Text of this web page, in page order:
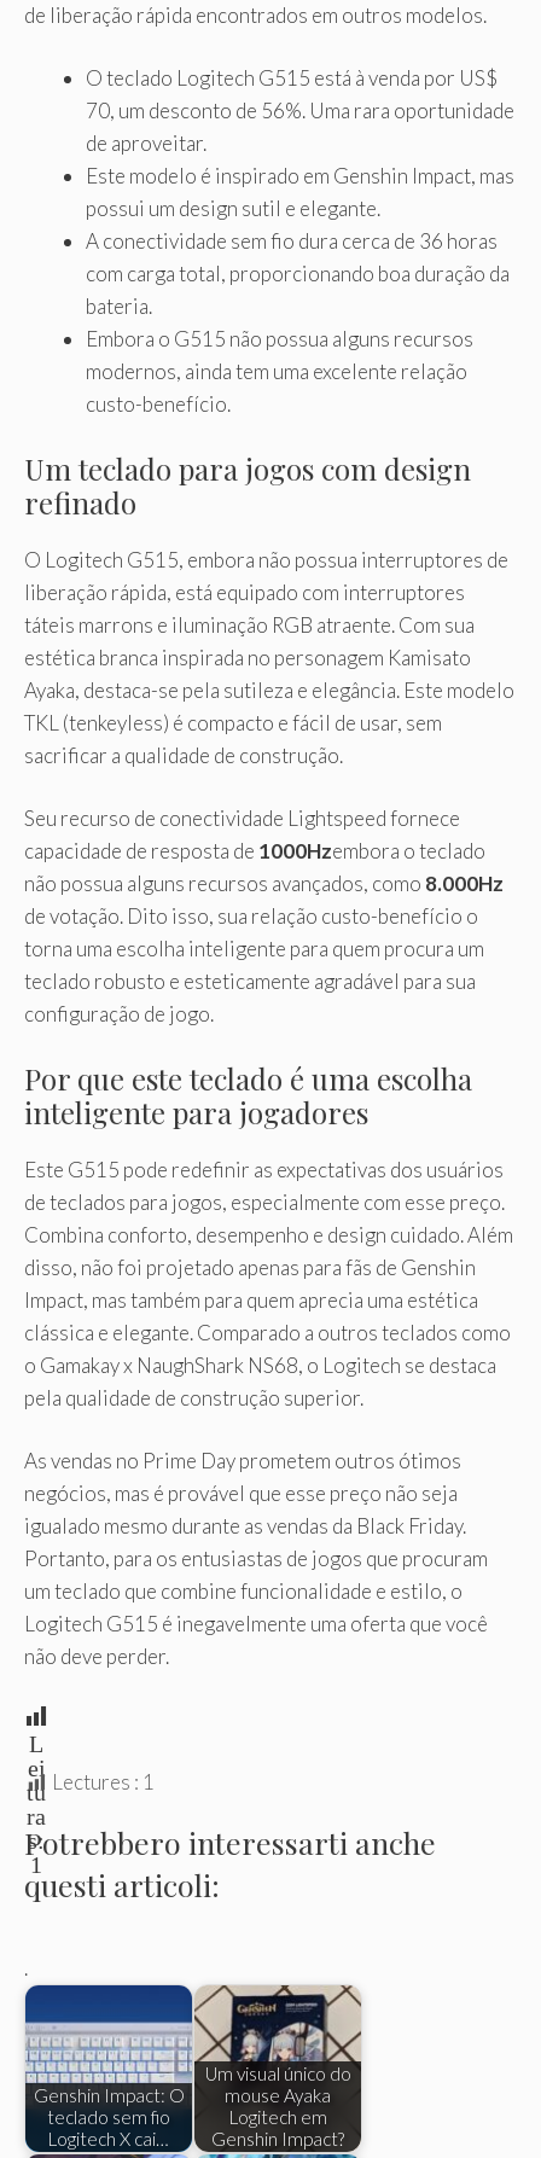
de liberação rápida encontrados em outros modelos.
O teclado Logitech G515 está à venda por US$
70, um desconto de 56%. Uma rara oportunidade
de aproveitar.
Este modelo é inspirado em Genshin Impact, mas
possui um design sutil e elegante.
A conectividade sem fio dura cerca de 36 horas
com carga total, proporcionando boa duração da
bateria.
Embora o G515 não possua alguns recursos
modernos, ainda tem uma excelente relação
custo-benefício.
Um teclado para jogos com design
refinado
O Logitech G515, embora não possua interruptores de
liberação rápida, está equipado com interruptores
táteis marrons e iluminação RGB atraente. Com sua
estética branca inspirada no personagem Kamisato
Ayaka, destaca-se pela sutileza e elegância. Este modelo
TKL (tenkeyless) é compacto e fácil de usar, sem
sacrificar a qualidade de construção.
Seu recurso de conectividade Lightspeed fornece
capacidade de resposta de 1000Hzembora o teclado
não possua alguns recursos avançados, como 8.000Hz
de votação. Dito isso, sua relação custo-benefício o
torna uma escolha inteligente para quem procura um
teclado robusto e esteticamente agradável para sua
configuração de jogo.
Por que este teclado é uma escolha
inteligente para jogadores
Este G515 pode redefinir as expectativas dos usuários
de teclados para jogos, especialmente com esse preço.
Combina conforto, desempenho e design cuidado. Além
disso, não foi projetado apenas para fãs de Genshin
Impact, mas também para quem aprecia uma estética
clássica e elegante. Comparado a outros teclados como
o Gamakay x NaughShark NS68, o Logitech se destaca
pela qualidade de construção superior.
As vendas no Prime Day prometem outros ótimos
negócios, mas é provável que esse preço não seja
igualado mesmo durante as vendas da Black Friday.
Portanto, para os entusiastas de jogos que procuram
um teclado que combine funcionalidade e estilo, o
Logitech G515 é inegavelmente uma oferta que você
não deve perder.
L
ei
tu
ra
s:
1
Lectures : 1
Potrebbero interessarti anche
questi articoli:
.
Genshin Impact: O
teclado sem fio
Logitech X cai…
Um visual único do
mouse Ayaka
Logitech em
Genshin Impact?